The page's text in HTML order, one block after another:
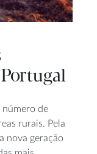
número de
rurais. Pela
nova geração